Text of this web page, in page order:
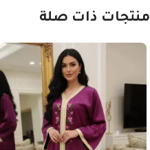
منتجات ذات صلة